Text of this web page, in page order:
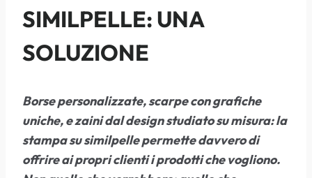
SIMILPELLE: UNA
SOLUZIONE
Borse personalizzate, scarpe con grafiche
uniche, e zaini dal design studiato su misura: la
stampa su similpelle permette davvero di
offrire ai propri clienti i prodotti che vogliono.